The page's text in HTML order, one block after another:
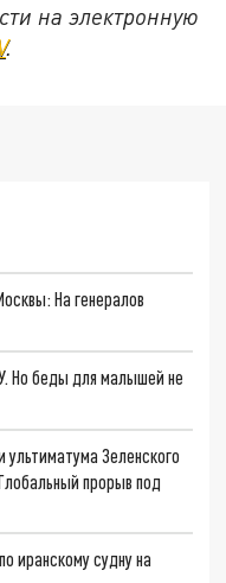
на электронную
.
На генералов
Но беды для малышей не
Зеленского
прорыв под
иранскому судну на